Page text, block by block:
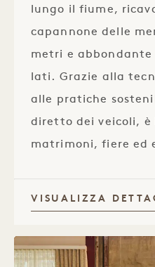
lungo il fiume,
capannone delle
metri e
lati. Grazie alla
alle pratiche
diretto dei veicoli, è
matrimoni, fiere ed
VISUALIZZA